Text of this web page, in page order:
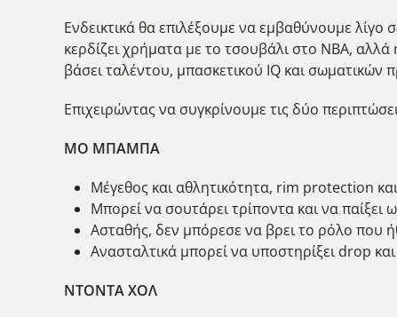
Ενδεικτικά θα επιλέξουμε να εμβαθύνουμε
κερδίζει χρήματα με το τσουβάλι στο ΝΒΑ,
βάσει ταλέντου, μπασκετικού IQ και σωματικών
Επιχειρώντας να συγκρίνουμε τις δύο
ΜΟ ΜΠΑΜΠΑ
Μέγεθος και αθλητικότητα, rim protection
Μπορεί να σουτάρει τρίποντα και να παίξει
Ασταθής, δεν μπόρεσε να βρει το ρόλο που
Ανασταλτικά μπορεί να υποστηρίξει drop
ΝΤΟΝΤΑ ΧΟΛ